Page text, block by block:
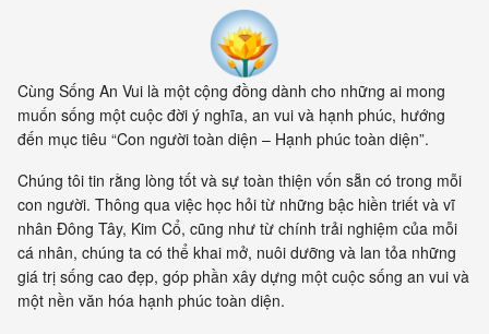
kết nối. Khía cạnh quan trọng
nhất của sự sống không còn là
vật nữa, mà là mối liên hệ giữa
các vật.
Cùng Sống An Vui là một cộng đồng dành cho những ai mong
muốn sống một cuộc đời ý nghĩa, an vui và hạnh phúc, hướng
đến mục tiêu “Con người toàn diện – Hạnh phúc toàn diện”.
Chúng tôi tin rằng lòng tốt và sự toàn thiện vốn sẵn có trong mỗi
con người. Thông qua việc học hỏi từ những bậc hiền triết và vĩ
nhân Đông Tây, Kim Cổ, cũng như từ chính trải nghiệm của mỗi
cá nhân, chúng ta có thể khai mở, nuôi dưỡng và lan tỏa những
giá trị sống cao đẹp, góp phần xây dựng một cuộc sống an vui và
một nền văn hóa hạnh phúc toàn diện.